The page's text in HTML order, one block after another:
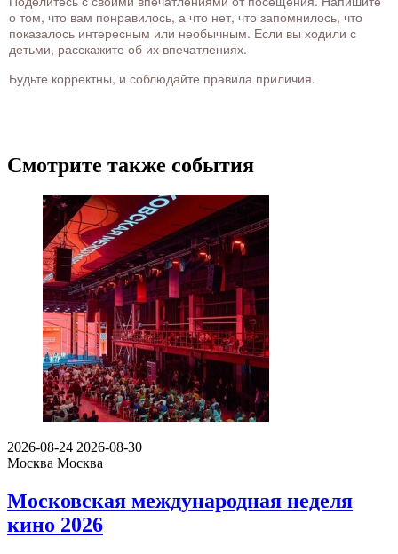
о том, что вам понравилось, а что нет, что запомнилось, что
показалось интересным или необычным. Если вы ходили с
детьми, расскажите об их впечатлениях.
Будьте корректны, и соблюдайте правила приличия.
Смотрите также события
2026-08-24 2026-08-30
Москва Москва
Московская международная неделя
кино 2026